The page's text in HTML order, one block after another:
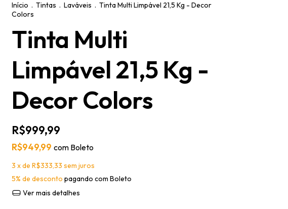
Início . Tintas . Laváveis . Tinta Multi Limpável 21,5 Kg - Decor
Colors
Tinta Multi
Limpável 21,5 Kg -
Decor Colors
R$999,99
R$949,99 com Boleto
3 x de R$333,33 sem juros
5% de desconto pagando com Boleto
Ver mais detalhes